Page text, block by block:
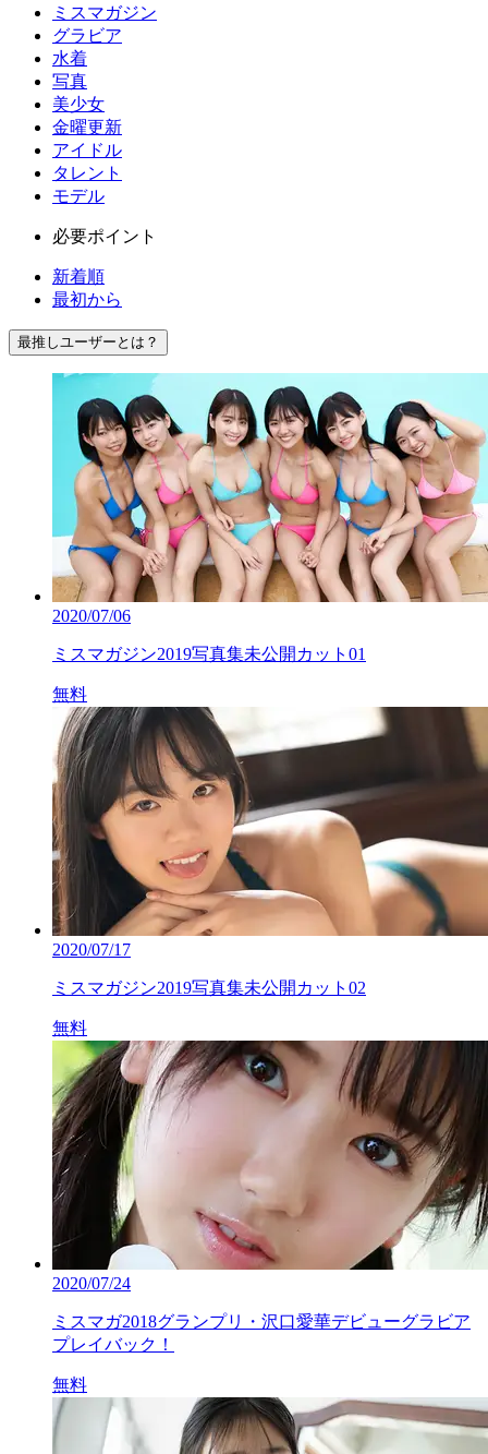
ミスマガジン
グラビア
水着
写真
美少女
金曜更新
アイドル
タレント
モデル
必要ポイント
新着順
最初から
最推しユーザーとは？
2020/07/06
ミスマガジン2019写真集未公開カット01
無料
2020/07/17
ミスマガジン2019写真集未公開カット02
無料
2020/07/24
ミスマガ2018グランプリ・沢口愛華デビューグラビア
プレイバック！
無料